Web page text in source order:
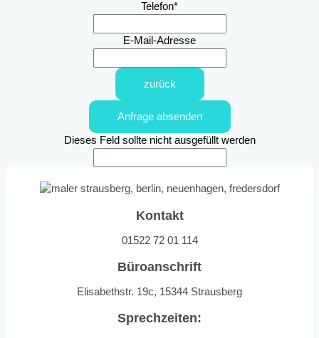
Telefon*
E-Mail-Adresse
zurück
Anfrage absenden
Dieses Feld sollte nicht ausgefüllt werden
Kontakt
01522 72 01 114
Büroanschrift
Elisabethstr. 19c, 15344 Strausberg
Sprechzeiten: